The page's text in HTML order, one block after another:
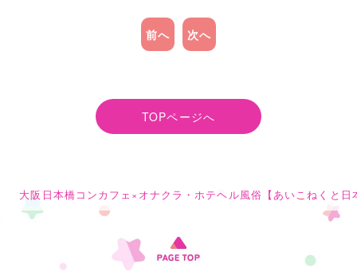
前へ 次へ
TOPページへ
大阪日本橋コンカフェ×オナクラ・ホテヘル風俗【あいこねくと日